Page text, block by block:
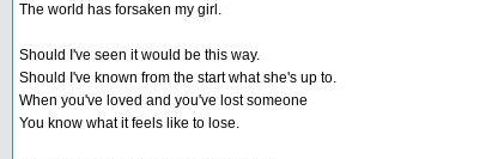
The world has forsaken my girl.
Should I've seen it would be this way.
Should I've known from the start what she's up to.
When you've loved and you've lost someone
You know what it feels like to lose.